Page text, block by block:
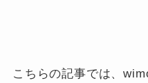
こちらの記事では、